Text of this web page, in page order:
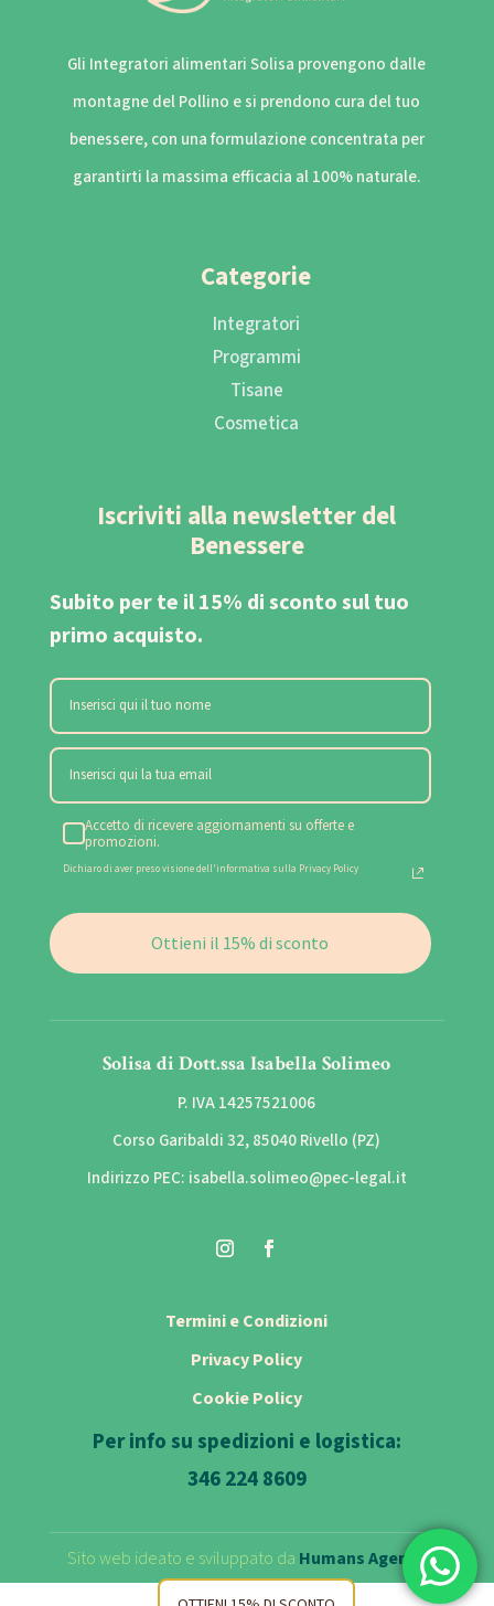
Gli Integratori alimentari Solisa provengono dalle
montagne del Pollino e si prendono cura del tuo
benessere, con una formulazione concentrata per
garantirti la massima efficacia al 100% naturale.
Categorie
Integratori
Programmi
Tisane
Cosmetica
Iscriviti alla newsletter del
Benessere
Subito per te il 15% di sconto sul tuo
primo acquisto.
Accetto di ricevere aggiornamenti su offerte e
promozioni.
Dichiaro di aver preso visione dell'informativa sulla Privacy Policy
Ottieni il 15% di sconto
Solisa di Dott.ssa Isabella Solimeo
P. IVA 14257521006
Corso Garibaldi 32, 85040 Rivello (PZ)
Indirizzo PEC: isabella.solimeo@pec-legal.it
Termini e Condizioni
Privacy Policy
Cookie Policy
Per info su spedizioni e logistica:
346 224 8609
Sito web ideato e sviluppato da Humans Agency